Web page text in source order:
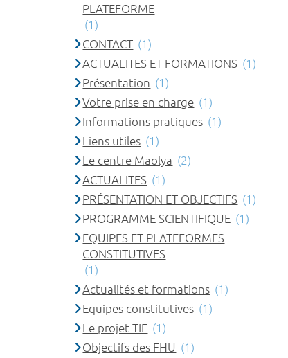
PLATEFORME
(1)
CONTACT (1)
ACTUALITES ET FORMATIONS (1)
Présentation (1)
Votre prise en charge (1)
Informations pratiques (1)
Liens utiles (1)
Le centre Maolya (2)
ACTUALITES (1)
PRÉSENTATION ET OBJECTIFS (1)
PROGRAMME SCIENTIFIQUE (1)
EQUIPES ET PLATEFORMES
CONSTITUTIVES
(1)
Actualités et formations (1)
Equipes constitutives (1)
Le projet TIE (1)
Objectifs des FHU (1)